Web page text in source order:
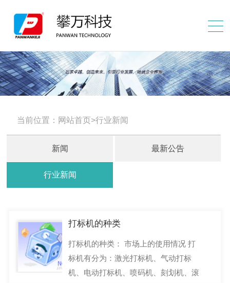
当前位置：网站首页>行业新闻
新闻 最新公告
行业新闻
打标机的种类
打标机的种类： 市场上的使用情况 打
标机有分为：激光打标机、气动打标
机、电动打标机、喷码机、刻划机、滚